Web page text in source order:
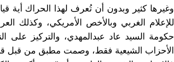
وغيرها كثير وبدون أن تُعرف لهذا الحراك أية
للإعلام الغربي وبالأخص الأمريكي، وكذلك
حكومة السيد عاد عبدالمهدي، والتركيز على
الأحزاب الشيعية فقط، وصمت مطبق من قبل